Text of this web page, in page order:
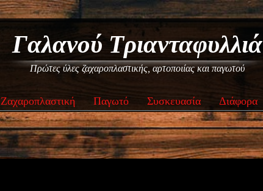
Γαλανού Τριανταφυλλιά
Πρώτες ύλες ζαχαροπλαστικής, αρτοποιίας και παγωτού
Ζαχαροπλαστική Παγωτό Συσκευασία Διάφορα